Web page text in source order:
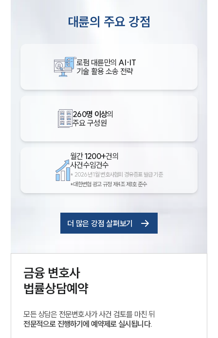
대륜의 주요 강점
로펌 대륜만의 AI·IT
기술 활용 소송 전략
260명 이상의
주요 구성원
월간1200+건의
사건수임건수
* 2026년 1월 변호사협회 경유증표 발급 기준
*대한변협 광고 규정 제4조 제1호 준수
더 많은 강점 살펴보기
금융 변호사
법률상담예약
모든 상담은 전문변호사가 사건 검토를 마친 뒤
전문적으로 진행하기에 예약제로 실시됩니다.